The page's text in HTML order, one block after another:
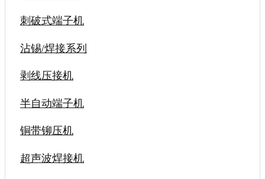
刺破式端子机
沾锡/焊接系列
剥线压接机
半自动端子机
铜带铆压机
超声波焊接机